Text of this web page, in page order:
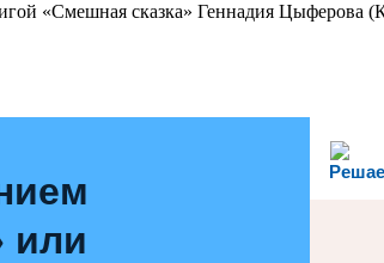
«Смешная сказка» Геннадия Цыферова
или